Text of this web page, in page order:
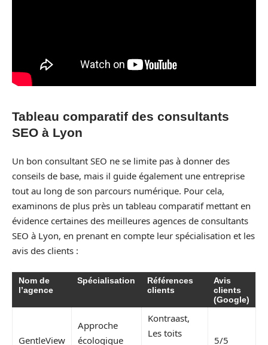
Tableau comparatif des consultants
SEO à Lyon
Un bon consultant SEO ne se limite pas à donner des
conseils de base, mais il guide également une entreprise
tout au long de son parcours numérique. Pour cela,
examinons de plus près un tableau comparatif mettant en
évidence certaines des meilleures agences de consultants
SEO à Lyon, en prenant en compte leur spécialisation et les
avis des clients :
Nom de
l’agence
Spécialisation
Références
clients
Avis
clients
(Google)
GentleView
Approche
écologique
Kontraast,
Les toits
5/5